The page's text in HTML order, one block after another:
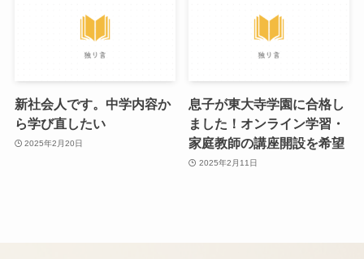
新社会人です。中学内容か
ら学び直したい
2025年2月20日
息子が東大寺学園に合格し
ました！オンライン学習・
家庭教師の講座開設を希望
2025年2月11日